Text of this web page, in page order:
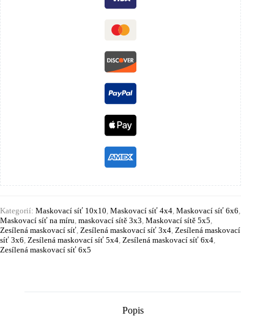
Kategorií: Maskovací síť 10x10, Maskovací síť 4x4, Maskovací síť 6x6,
Maskovací síť na míru, maskovací sítě 3x3, Maskovací sítě 5x5,
Zesílená maskovací síť, Zesílená maskovací síť 3x4, Zesílená maskovací
síť 3x6, Zesílená maskovací síť 5x4, Zesílená maskovací síť 6x4,
Zesílená maskovací síť 6x5
Popis